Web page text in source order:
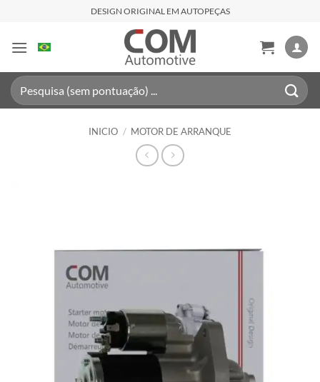
contenido
DESIGN ORIGINAL EM AUTOPEÇAS
Buscar
por:
INICIO / MOTOR DE ARRANQUE